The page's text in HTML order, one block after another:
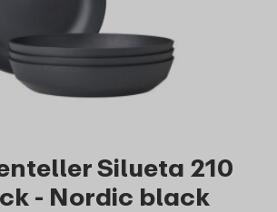
Silueta 210
- Nordic black